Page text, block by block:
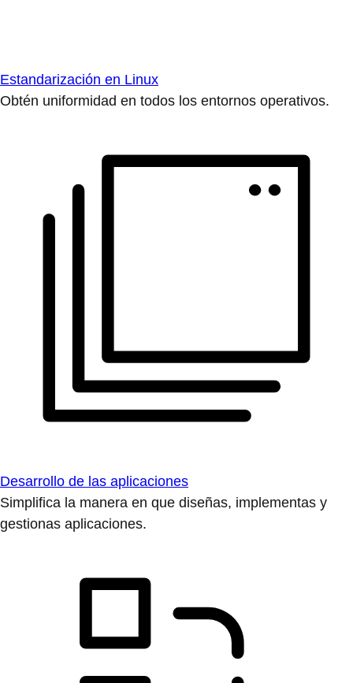
Estandarización en Linux
Obtén uniformidad en todos los entornos operativos.
Desarrollo de las aplicaciones
Simplifica la manera en que diseñas, implementas y
gestionas aplicaciones.